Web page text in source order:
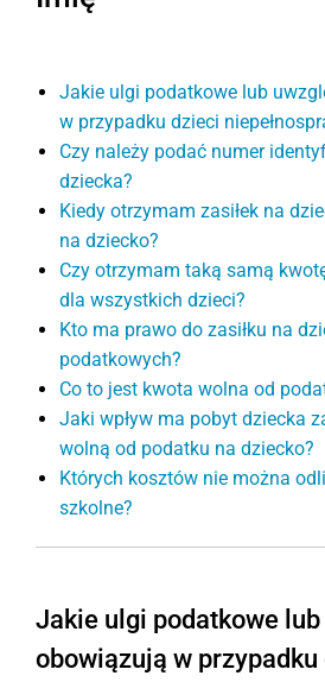
Jakie ulgi podatkowe lub
w przypadku dzieci
Czy należy podać numer
dziecka?
Kiedy otrzymam zasiłek na
na dziecko?
Czy otrzymam taką samą
dla wszystkich dzieci?
Kto ma prawo do zasiłku na
podatkowych?
Co to jest kwota wolna od
Jaki wpływ ma pobyt dziecka
wolną od podatku na dziecko?
Których kosztów nie można
szkolne?
Jakie ulgi podatkowe
obowiązują w przypadku